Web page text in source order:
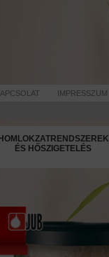
IMPRESSZUM
HOMLOKZATRENDSZEREK
ÉS HŐSZIGETELÉS